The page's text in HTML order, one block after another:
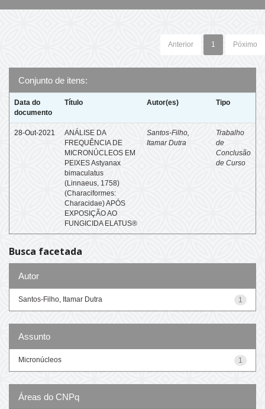
Anterior 1 Póximo
Conjunto de itens:
Data do
documento
Título Autor(es) Tipo
28-Out-2021
ANÁLISE DA
FREQUÊNCIA DE
MICRONÚCLEOS EM
PEIXES Astyanax
bimaculatus
(Linnaeus, 1758)
(Characiformes:
Characidae) APÓS
EXPOSIÇÃO AO
FUNGICIDA ELATUS®
Santos-Filho,
Itamar Dutra
Trabalho
de
Conclusão
de Curso
Busca facetada
Autor
1
Santos-Filho, Itamar Dutra
Assunto
1
Micronúcleos
Áreas do CNPq